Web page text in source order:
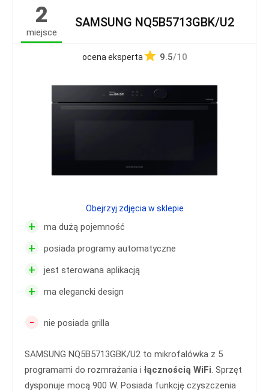
2
miejsce
SAMSUNG NQ5B5713GBK/U2
ocena eksperta 9.5/10
+ ma dużą pojemność
+ posiada programy automatyczne
+ jest sterowana aplikacją
+ ma elegancki design
- nie posiada grilla
SAMSUNG NQ5B5713GBK/U2 to mikrofalówka z 5
programami do rozmrażania i łącznością WiFi. Sprzęt
dysponuje mocą 900 W. Posiada funkcję czyszczenia
Obejrzyj zdjęcia w sklepie